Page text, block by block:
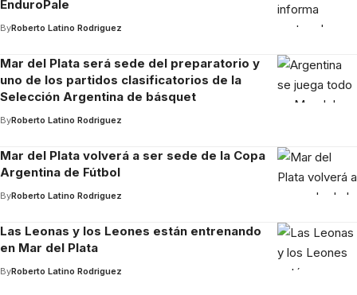
EnduroPale
ByRoberto Latino Rodriguez
Mar del Plata será sede del preparatorio y
uno de los partidos clasificatorios de la
Selección Argentina de básquet
ByRoberto Latino Rodriguez
Mar del Plata volverá a ser sede de la Copa
Argentina de Fútbol
ByRoberto Latino Rodriguez
Las Leonas y los Leones están entrenando
en Mar del Plata
ByRoberto Latino Rodriguez